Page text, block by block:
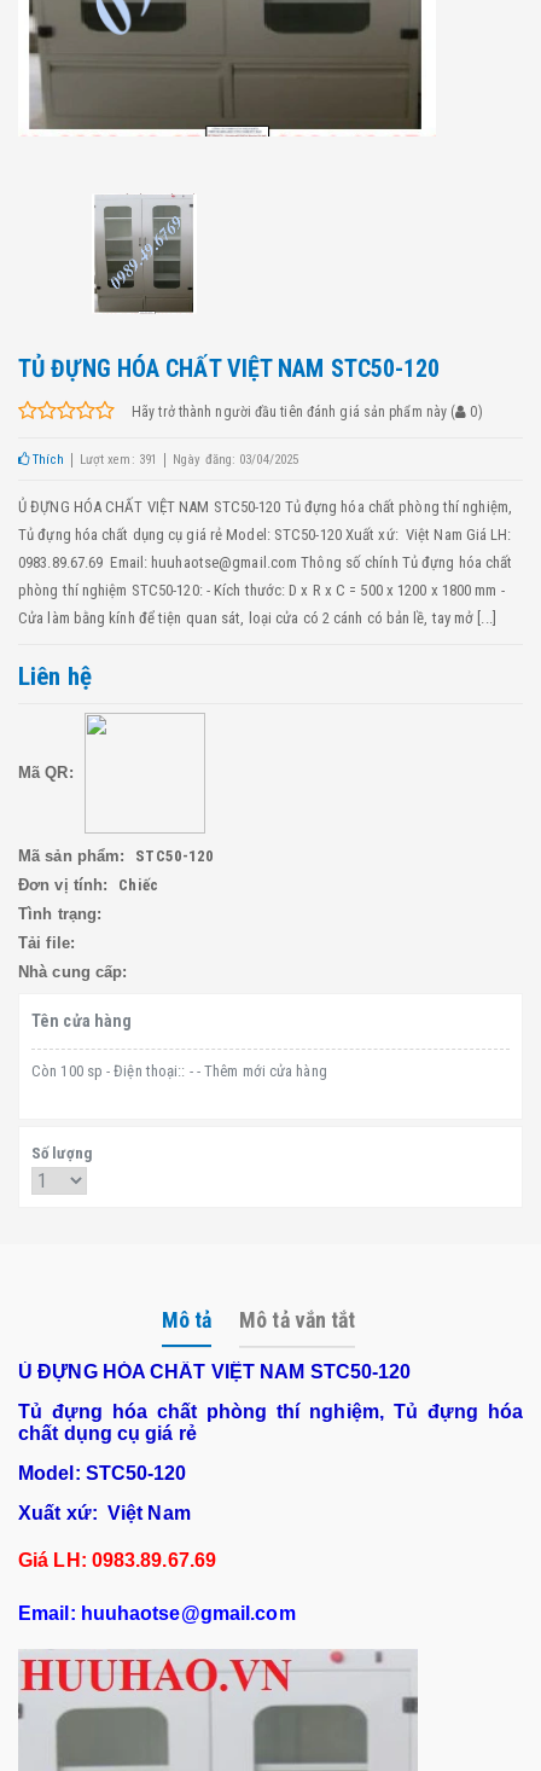
TỦ ĐỰNG HÓA CHẤT VIỆT NAM STC50-120
Hãy trở thành người đầu tiên đánh giá sản phẩm này ( 0)
Thích Lượt xem: 391 Ngày đăng: 03/04/2025
Ủ ĐỰNG HÓA CHẤT VIỆT NAM STC50-120 Tủ đựng hóa chất phòng thí nghiệm,
Tủ đựng hóa chất dụng cụ giá rẻ Model: STC50-120 Xuất xứ: Việt Nam Giá LH:
0983.89.67.69 Email: huuhaotse@gmail.com Thông số chính Tủ đựng hóa chất
phòng thí nghiệm STC50-120: - Kích thước: D x R x C = 500 x 1200 x 1800 mm -
Cửa làm bằng kính để tiện quan sát, loại cửa có 2 cánh có bản lề, tay mở [...]
Liên hệ
Mã QR:
Mã sản phẩm:
STC50-120
Đơn vị tính:
Chiếc
Tình trạng:
Tải file:
Nhà cung cấp:
Tên cửa hàng
Còn 100 sp - Điện thoại:: - - Thêm mới cửa hàng
Số lượng
Mô tả Mô tả vắn tắt
Ủ ĐỰNG HÓA CHẤT VIỆT NAM STC50-120
Tủ đựng hóa chất phòng thí nghiệm, Tủ đựng hóa
chất dụng cụ giá rẻ
Model: STC50-120
Xuất xứ: Việt Nam
Giá LH: 0983.89.67.69
Email: huuhaotse@gmail.com